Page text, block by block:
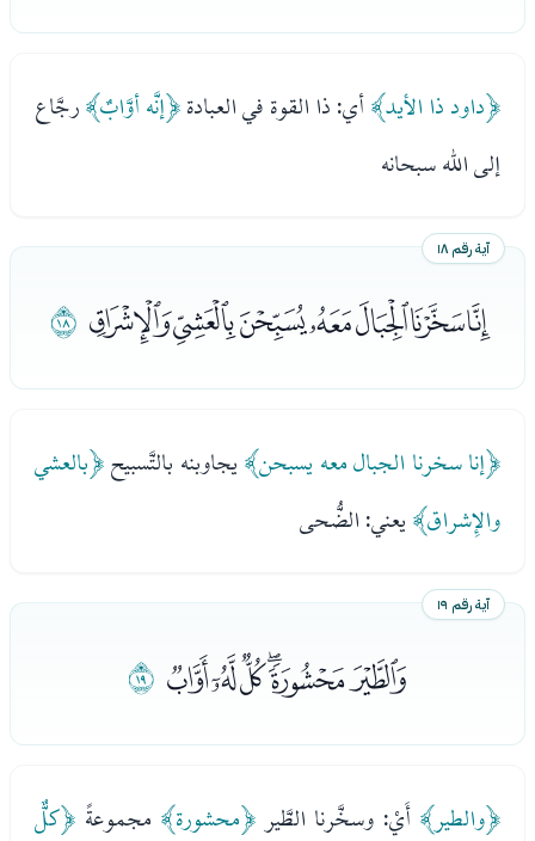
﴿داود ذا الأيد﴾أي: ذا القوة في العبادة﴿إنَّه أوَّابٌ﴾رجَّاع
إلى الله سبحانه
آية رقم ١٨
ﭞﭟﭠﭡﭢﭣﭤ ﭥ
﴿إنا سخرنا الجبال معه يسبحن﴾يجاوبنه بالتَّسبيح﴿بالعشي
والإِشراق﴾يعني: الضُّحى
آية رقم ١٩
ﭦﭧﭨﭩﭪﭫ ﭬ
﴿والطير﴾ أَيْ: وسخَّرنا الطَّير ﴿محشورة﴾ مجموعةً ﴿كلٌّ